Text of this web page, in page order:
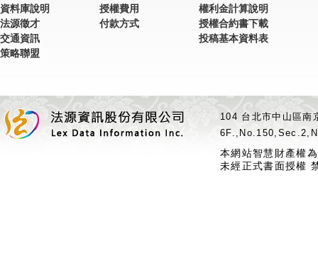
資料庫說明
法源徵才
交通資訊
策略聯盟
授權費用
付款方式
權利金計算說明
授權合約書下載
投稿基本資料表
104 台北市中山區
本網站智慧財產權
未經正式書面授權